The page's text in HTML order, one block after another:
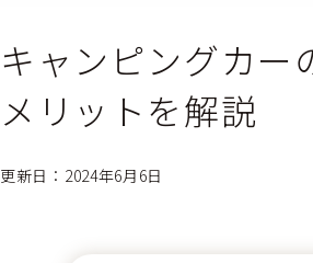
キャンピングカ
メリットを解説
更新日：2024年6月6日